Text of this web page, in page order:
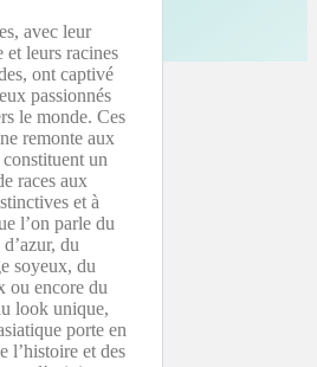
avec leur
et leurs racines
ont captivé
passionnés
le monde. Ces
remonte aux
un
races aux
et à
l’on parle du
du
soyeux, du
ou encore du
look unique,
porte en
l’histoire et des